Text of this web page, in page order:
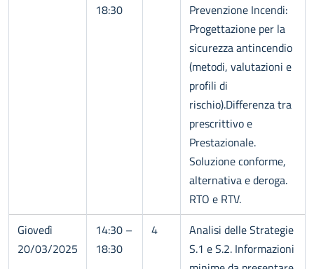
18:30
Prevenzione Incendi:
Progettazione per la
sicurezza antincendio
(metodi, valutazioni e
profili di
rischio).Differenza tra
prescrittivo e
Prestazionale.
Soluzione conforme,
alternativa e deroga.
RTO e RTV.
Giovedì
20/03/2025
14:30 –
18:30
4
Analisi delle Strategie
S.1 e S.2. Informazioni